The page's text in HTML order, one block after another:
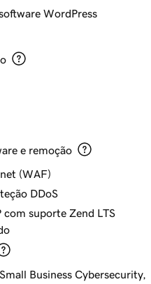
WordPress
e remoção
(WAF)
DDoS
com suporte Zend LTS
Business Cybersecurity,